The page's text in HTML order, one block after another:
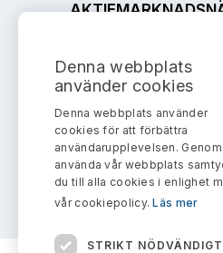
Address: Box
Denna webbplats
använder cookies
Denna webbplats använder
cookies för att förbättra
användarupplevelsen.
använda vår webbplats
du till alla cookies i enlighet
vår cookiepolicy.Läs mer
STRIKT NÖDVÄNDIGT